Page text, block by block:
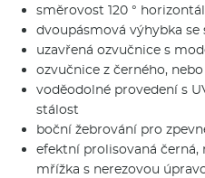
směrovost 120 °
dvoupásmová výhybka
uzavřená ozvučnice s
ozvučnice z černého,
voděodolné provedení s
stálost
boční žebrování pro
efektní prolisovaná
mřížka s nerezovou